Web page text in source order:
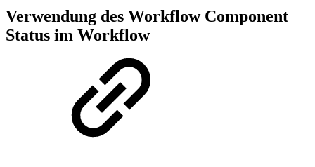
Verwendung des Workflow Component
Status im Workflow